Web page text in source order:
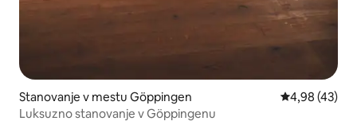
Stanovanje v mestu Göppingen Povprečna
4,98 (43)
Luksuzno stanovanje v Göppingenu